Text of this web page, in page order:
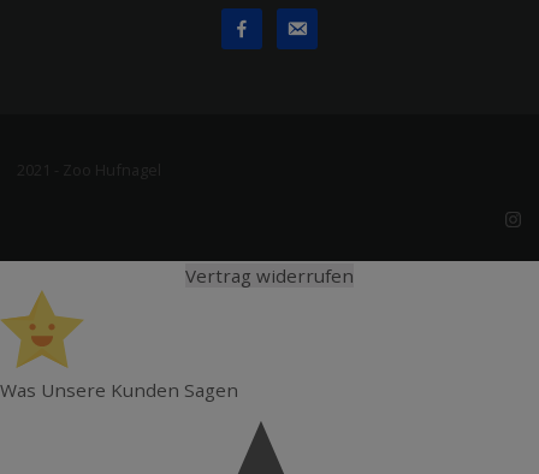
Vertrag widerrufen
Was Unsere Kunden Sagen